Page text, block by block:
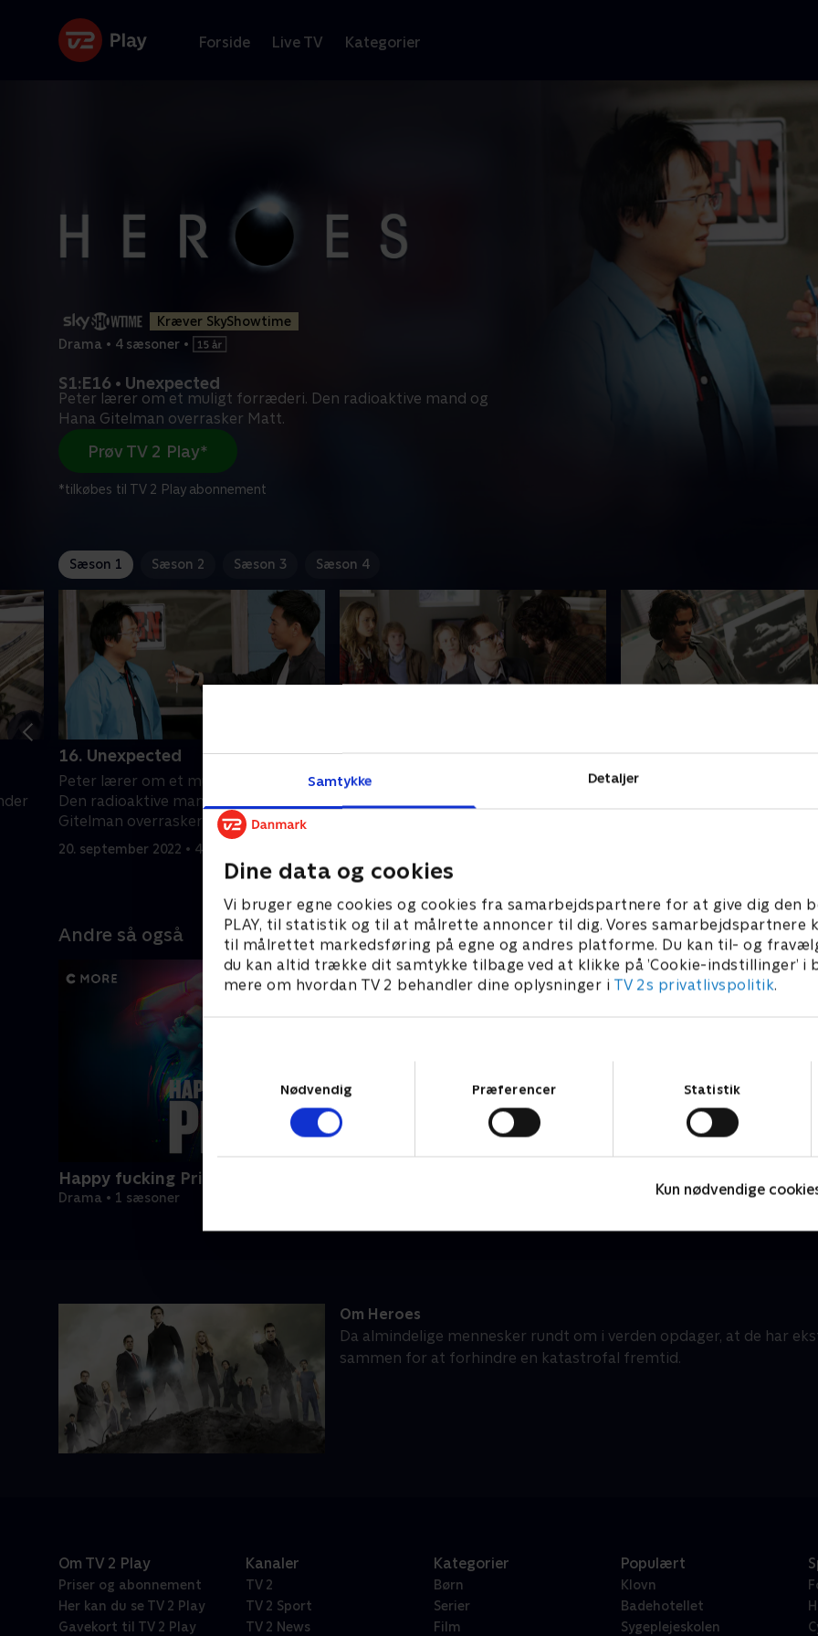
Samtykke Detaljer
Dine data og cookies
Vi bruger egne cookies og cookies fra samarbejdspartnere for at give dig den
PLAY, til statistik og til at målrette annoncer til dig. Vores samarbejdspartnere
til målrettet markedsføring på egne og andres platforme. Du kan til- og
du kan altid trække dit samtykke tilbage ved at klikke på ’Cookie-indstillinger’ i
mere om hvordan TV 2 behandler dine oplysninger i TV 2s privatlivspolitik.
Nødvendig
Præferencer Statistik
Kun nødvendige
Forside Live TV Kategorier
Kræver SkyShowtime
Drama • 4 sæsoner •
S1:E16 • Unexpected
Peter lærer om et muligt forræderi. Den radioaktive mand og
Hana Gitelman overrasker Matt.
Prøv TV 2 Play*
*tilkøbes til TV 2 Play abonnement
Sæson 1 Sæson 2 Sæson 3 Sæson 4
16. Unexpected
Peter lærer om et muligt forræderi.
Den radioaktive mand og Hana
Gitelman overrasker Matt.
20. september 2022 • 41 min
17. Company Man
På jagt efter svar tager Matt og Ted
Sprague Bennet og hans familie som
Da valget nærmer sig, har
Andre så også
Happy fucking Pride
Drama • 1 sæsoner
Om Heroes
Da almindelige mennesker rundt om i verden opdager, at de har
sammen for at forhindre en katastrofal fremtid.
Om TV 2 Play
Priser og abonnement
Her kan du se TV 2 Play
Gavekort til TV 2 Play
Kanaler
TV 2
TV 2 Sport
TV 2 News
Kategorier
Børn
Serier
Film
Populært
Klovn
Badehotellet
Sygeplejeskolen